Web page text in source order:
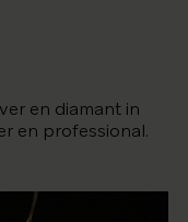
en diamant in
en professional.